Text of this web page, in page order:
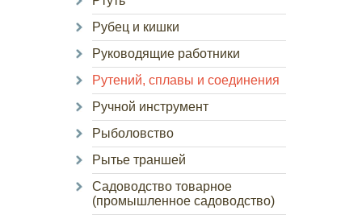
Рубец и кишки
Руководящие работники
Рутений, сплавы и соединения
Ручной инструмент
Рыболовство
Рытье траншей
Садоводство товарное
(промышленное садоводство)